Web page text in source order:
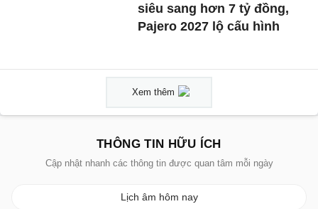
siêu sang hơn 7 tỷ đồng,
Pajero 2027 lộ cấu hình
Xem thêm
THÔNG TIN HỮU ÍCH
Cập nhật nhanh các thông tin được quan tâm mỗi ngày
Lịch âm hôm nay